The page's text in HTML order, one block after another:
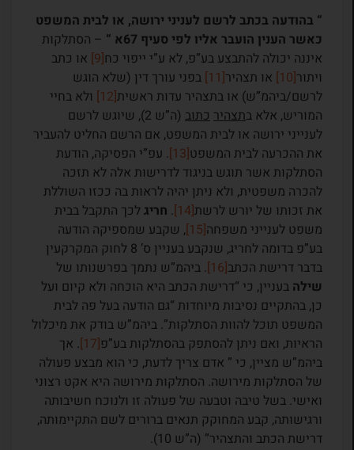
“ בהודעה בכתב לרשם לעניני ירושה, או לבית המשפט
כאשר הענין הועבר אליו לפי סעיף 67א “
– הסתלקות
איננה יכולה להתבצע בע”פ, לא ע”י ייפוי כח[9] או כתב
ויתור[10] או תצהיר[11]
בפני עורך דין (שלא הוגש
לרשם/ביהמ”ש) או בתצהיר עדות ראשית[12]
ולא בחיי
המוריש, אלא בתצהיר כתוב
(ה”ש 2), שיוגש לרשם
לענייני ירושה או לבית המשפט, אם הרשם החליט להעביר
את ההכרעה לבית המשפט[13]
. עפ”י הפסיקה, הודעת
הסתלקות אשר תוגש בניגוד לדרישות אלה לא תזכה
להכרה משפטית, ולא ניתן יהיה לראות בה ככזו השוללת
את זכותו של יורש לרשת[14]
. חריגלכך התקבל בבית
משפט לענייני משפחה[15]
, שקבע שמספיקה הודעה
בע”פ בדומה לחריג, שנקבע בעניין ס’ 8 לחוק המקרקעין
בדבר דרישת הכתב[16]
. ביהמ”ש נתמך בפרשנותו של
שילהבעניין, כי “דרישת הכתב היא הוכחה ולא קיום ועל
כן, בהתקיים נסיבות מיוחדות “גם הודעה בעל פה לבית
המשפט תוכל להוות הסתלקות”. ביהמ”ש בודק את מיכלול
הראיות, ואם ניתן להסתפק בהסתלקות בע”פ[17]
. אך
ביהמ”ש מציין, כי ” אדם צריך לדעת, כי הוא מבצע פעולה
של הסתלקות מירושה. הסתלקות מירושה היא אקט רצוני
ואישי. בשל טיבה וטבעה של פעולה זו ולנוכח חשיבותה
ורגישותה, קבע המחוקק תנאים ברורים לשם התקיימותה,
דרישת הכתב והתצהיר” (ה”ש 10).